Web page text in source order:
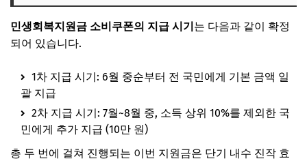
민생회복지원금 소비쿠폰의 지급 시기는 다음과 같이 확정
되어 있습니다.
1차 지급 시기: 6월 중순부터 전 국민에게 기본 금액 일
괄 지급
2차 지급 시기: 7월~8월 중, 소득 상위 10%를 제외한 국
민에게 추가 지급 (10만 원)
총 두 번에 걸쳐 진행되는 이번 지원금은 단기 내수 진작 효